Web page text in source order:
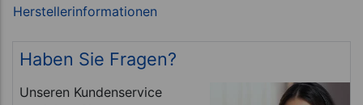
Haben Sie Fragen?
Unseren Kundenservice